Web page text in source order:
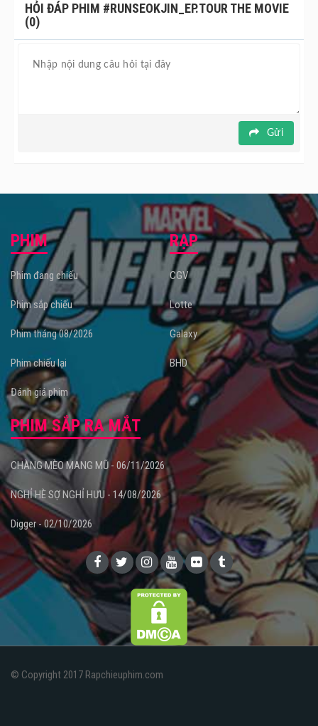
HỎI ĐÁP PHIM #RUNSEOKJIN_EP.TOUR THE MOVIE
(0)
Gửi
PHIM
Phim đang chiếu
Phim sắp chiếu
Phim tháng 08/2026
Phim chiếu lại
Đánh giá phim
RẠP
CGV
Lotte
Galaxy
BHD
PHIM SẮP RA MẮT
CHÀNG MÈO MANG MŨ - 06/11/2026
NGHỈ HÈ SỢ NGHỈ HƯU - 14/08/2026
Digger - 02/10/2026
© Copyright 2017 Rapchieuphim.com